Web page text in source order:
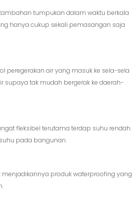
tumpukan dalam waktu berkala
hanya cukup sekali pemasangan saja
peregerakan air yang masuk ke sela-sela
supaya tak mudah bergerak ke daerah-
fleksibel terutama terdap suhu rendah.
pada bangunan.
produk waterproofing yang